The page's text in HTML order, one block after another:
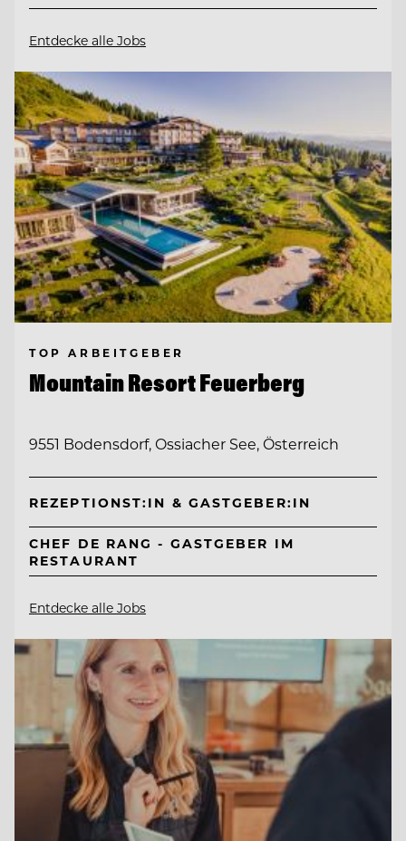
Entdecke alle Jobs
TOP ARBEITGEBER
Mountain Resort Feuerberg
9551 Bodensdorf, Ossiacher See, Österreich
REZEPTIONST:IN & GASTGEBER:IN
CHEF DE RANG - GASTGEBER IM
RESTAURANT
Entdecke alle Jobs